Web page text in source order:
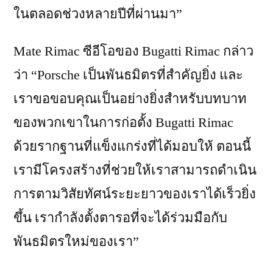
ในตลอดช่วงหลายปีที่ผ่านมา”
Mate Rimac ซีอีโอของ Bugatti Rimac กล่าว
ว่า “Porsche เป็นพันธมิตรที่สำคัญยิ่ง และ
เราขอขอบคุณเป็นอย่างยิ่งสำหรับบทบาท
ของพวกเขาในการก่อตั้ง Bugatti Rimac
ด้วยรากฐานที่แข็งแกร่งที่ได้มอบให้ ตอนนี้
เรามีโครงสร้างที่ช่วยให้เราสามารถดำเนิน
การตามวิสัยทัศน์ระยะยาวของเราได้เร็วยิ่ง
ขึ้น เรากำลังตั้งตารอที่จะได้ร่วมมือกับ
พันธมิตรใหม่ของเรา”